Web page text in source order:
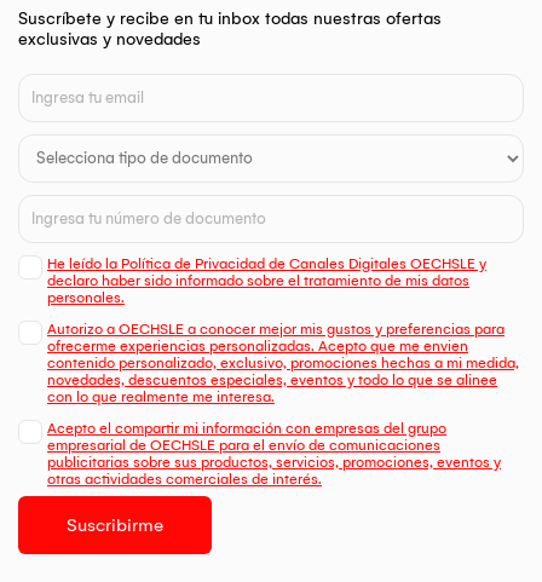
Suscríbete y recibe en tu inbox todas nuestras ofertas
exclusivas y novedades
He leído la Política de Privacidad de Canales Digitales OECHSLE y
declaro haber sido informado sobre el tratamiento de mis datos
personales.
Autorizo a OECHSLE a conocer mejor mis gustos y preferencias para
ofrecerme experiencias personalizadas. Acepto que me envien
contenido personalizado, exclusivo, promociones hechas a mi medida,
novedades, descuentos especiales, eventos y todo lo que se alinee
con lo que realmente me interesa.
Acepto el compartir mi información con empresas del grupo
empresarial de OECHSLE para el envío de comunicaciones
publicitarias sobre sus productos, servicios, promociones, eventos y
otras actividades comerciales de interés.
Suscribirme